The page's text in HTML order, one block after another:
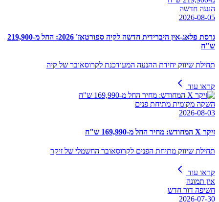
הנעה חדשה
2026-08-05
גרסת פלאג-אין היברידית חדשה לקיה ספורטאז' 2026: החל מ-219,900
ש"ח
תחילת שיווק יחידת ההנעה המעודכנת לקרוסאובר של קיה
קראו עוד
השקה מקומית מתיחת פנים
2026-08-03
זיקר X המחודש: מחיר החל מ-169,990 ש"ח
תחילת שיווק מתיחת הפנים לקרוסאובר החשמלי של זיקר
קראו עוד
אין תמונה
חשיפה דור חדש
2026-07-30